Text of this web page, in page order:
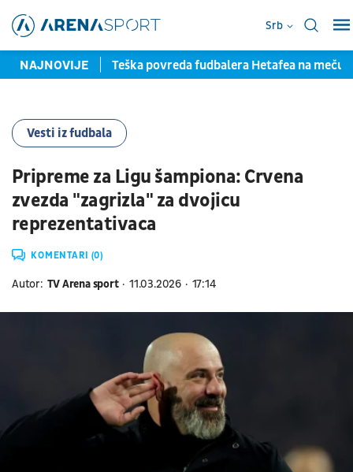
Srb
NAJNOVIJE
potpisom Teška povreda fudbalera Hetafea na meču sa
Vesti iz fudbala
Pripreme za Ligu šampiona: Crvena
zvezda "zagrizla" za dvojicu
reprezentativaca
KOMENTARI (0)
Autor: TV Arena sport 11.03.2026 17:14